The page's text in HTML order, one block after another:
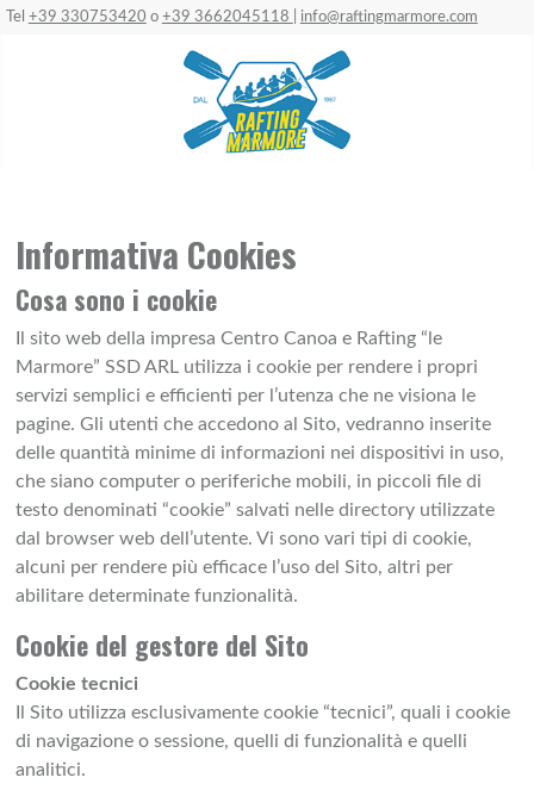
Tel +39 330753420 o +39 3662045118 info@raftingmarmore.com
Informativa Cookies
Cosa sono i cookie
Il sito web della impresa Centro Canoa e Rafting “le
Marmore” SSD ARL utilizza i cookie per rendere i propri
servizi semplici e efficienti per l’utenza che ne visiona le
pagine. Gli utenti che accedono al Sito, vedranno inserite
delle quantità minime di informazioni nei dispositivi in uso,
che siano computer o periferiche mobili, in piccoli file di
testo denominati “cookie” salvati nelle directory utilizzate
dal browser web dell’utente. Vi sono vari tipi di cookie,
alcuni per rendere più efficace l’uso del Sito, altri per
abilitare determinate funzionalità.
Cookie del gestore del Sito
Cookie tecnici
Il Sito utilizza esclusivamente cookie “tecnici”, quali i cookie
di navigazione o sessione, quelli di funzionalità e quelli
analitici.